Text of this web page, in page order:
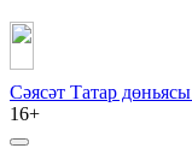
Сәясәт Татар дөньясы
16+